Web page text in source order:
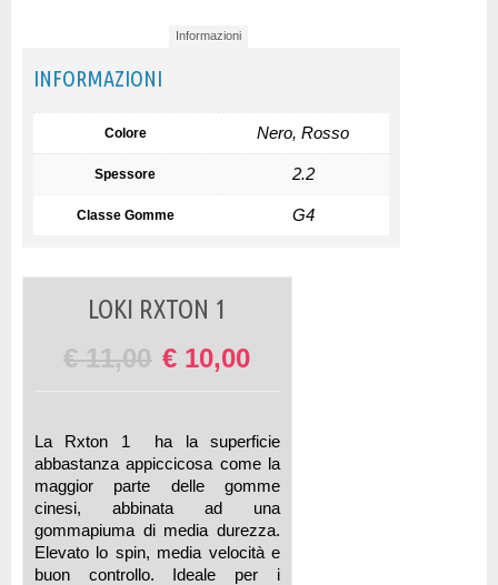
Informazioni
INFORMAZIONI
Colore Nero, Rosso
Spessore 2.2
Classe Gomme G4
LOKI RXTON 1
€11,00 € 10,00
La Rxton 1 ha la superficie
abbastanza appiccicosa come la
maggior parte delle gomme
cinesi, abbinata ad una
gommapiuma di media durezza.
Elevato lo spin, media velocità e
buon controllo. Ideale per i